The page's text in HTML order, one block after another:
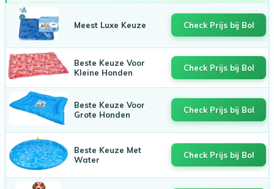
Meest Luxe Keuze Check Prijs bij Bol
Beste Keuze Voor
Kleine Honden
Check Prijs bij Bol
Beste Keuze Voor
Grote Honden
Check Prijs bij Bol
Beste Keuze Met
Water
Check Prijs bij Bol